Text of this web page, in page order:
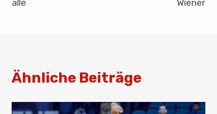
alle Wiener
Ähnliche Beiträge